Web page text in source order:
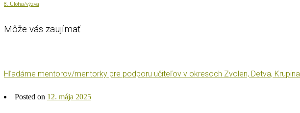
8. Úloha/výzva
Môže vás zaujímať
Hľadáme mentorov/mentorky pre podporu učiteľov v okresoch Zvolen, Detva, Krupina
Posted on 12. mája 2025